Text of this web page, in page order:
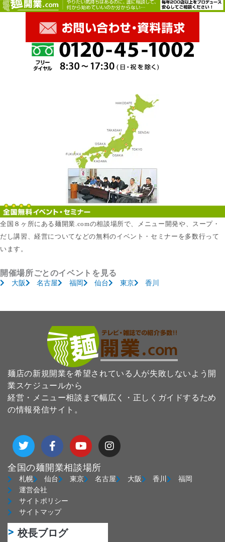
全国８ヶ所にある麺開業.comの相談場所で、メニュー開発や、スープ・
だし講習、経営についてなどの無料のイベント・セミナーを多数行って
います。
開催場所ごとのイベントを見る
大阪 名古屋 福岡 仙台 東京 香川
麺店の新規開業を希望されている人が失敗しないよう開
業スケジュールから
経営・メニュー相談まで幅広く・正しくガイドするため
の情報発信サイト。
T
w
i
t
t
e
r
F
a
c
e
b
o
k
-
f
Y
o
u
t
u
b
I
n
s
a
g
全国の麺開業相談場所
札幌 仙台 東京 名古屋 大阪 香川
福岡
運営会社
サイトポリシー
サイトマップ
校長ブログ